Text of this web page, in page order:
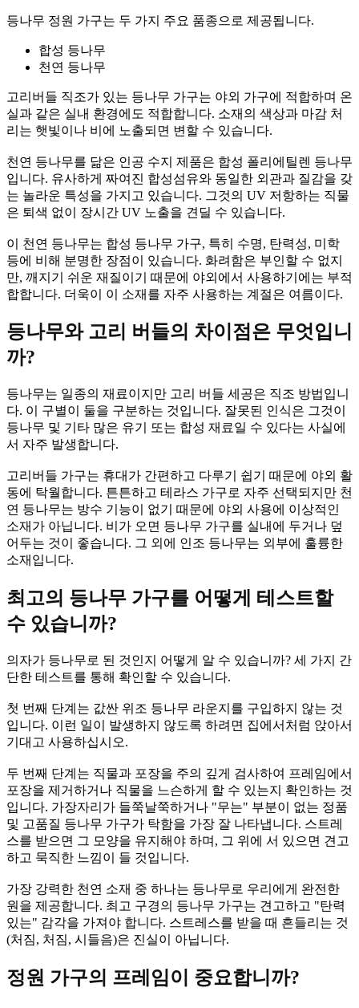
등나무 정원 가구는 두 가지 주요 품종으로 제공됩니다.
합성 등나무
천연 등나무
고리버들 직조가 있는 등나무 가구는 야외 가구에 적합하며 온
실과 같은 실내 환경에도 적합합니다. 소재의 색상과 마감 처
리는 햇빛이나 비에 노출되면 변할 수 있습니다.
천연 등나무를 닮은 인공 수지 제품은 합성 폴리에틸렌 등나무
입니다. 유사하게 짜여진 합성섬유와 동일한 외관과 질감을 갖
는 놀라운 특성을 가지고 있습니다. 그것의 UV 저항하는 직물
은 퇴색 없이 장시간 UV 노출을 견딜 수 있습니다.
이 천연 등나무는 합성 등나무 가구, 특히 수명, 탄력성, 미학
등에 비해 분명한 장점이 있습니다. 화려함은 부인할 수 없지
만, 깨지기 쉬운 재질이기 때문에 야외에서 사용하기에는 부적
합합니다. 더욱이 이 소재를 자주 사용하는 계절은 여름이다.
등나무와 고리 버들의 차이점은 무엇입니
까?
등나무는 일종의 재료이지만 고리 버들 세공은 직조 방법입니
다. 이 구별이 둘을 구분하는 것입니다. 잘못된 인식은 그것이
등나무 및 기타 많은 유기 또는 합성 재료일 수 있다는 사실에
서 자주 발생합니다.
고리버들 가구는 휴대가 간편하고 다루기 쉽기 때문에 야외 활
동에 탁월합니다. 튼튼하고 테라스 가구로 자주 선택되지만 천
연 등나무는 방수 기능이 없기 때문에 야외 사용에 이상적인
소재가 아닙니다. 비가 오면 등나무 가구를 실내에 두거나 덮
어두는 것이 좋습니다. 그 외에 인조 등나무는 외부에 훌륭한
소재입니다.
최고의 등나무 가구를 어떻게 테스트할
수 있습니까?
의자가 등나무로 된 것인지 어떻게 알 수 있습니까? 세 가지 간
단한 테스트를 통해 확인할 수 있습니다.
첫 번째 단계는 값싼 위조 등나무 라운지를 구입하지 않는 것
입니다. 이런 일이 발생하지 않도록 하려면 집에서처럼 앉아서
기대고 사용하십시오.
두 번째 단계는 직물과 포장을 주의 깊게 검사하여 프레임에서
포장을 제거하거나 직물을 느슨하게 할 수 있는지 확인하는 것
입니다. 가장자리가 들쭉날쭉하거나 "무는" 부분이 없는 정품
및 고품질 등나무 가구가 탁함을 가장 잘 나타냅니다. 스트레
스를 받으면 그 모양을 유지해야 하며, 그 위에 서 있으면 견고
하고 묵직한 느낌이 들 것입니다.
가장 강력한 천연 소재 중 하나는 등나무로 우리에게 완전한
원을 제공합니다. 최고 구경의 등나무 가구는 견고하고 "탄력
있는" 감각을 가져야 합니다. 스트레스를 받을 때 흔들리는 것
(처짐, 처짐, 시들음)은 진실이 아닙니다.
정원 가구의 프레임이 중요합니까?